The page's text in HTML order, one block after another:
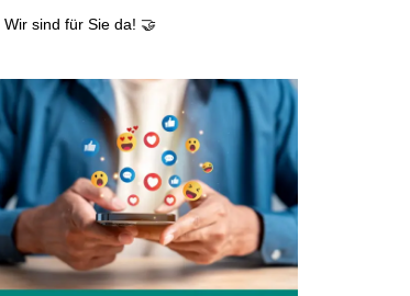
Wir sind für Sie da! 🤝